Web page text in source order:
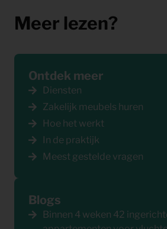
Meer lezen?
Ontdek meer
Diensten
Zakelijk meubels huren
Hoe het werkt
In de praktijk
Meest gestelde vragen
Blogs
Binnen 4 weken 42